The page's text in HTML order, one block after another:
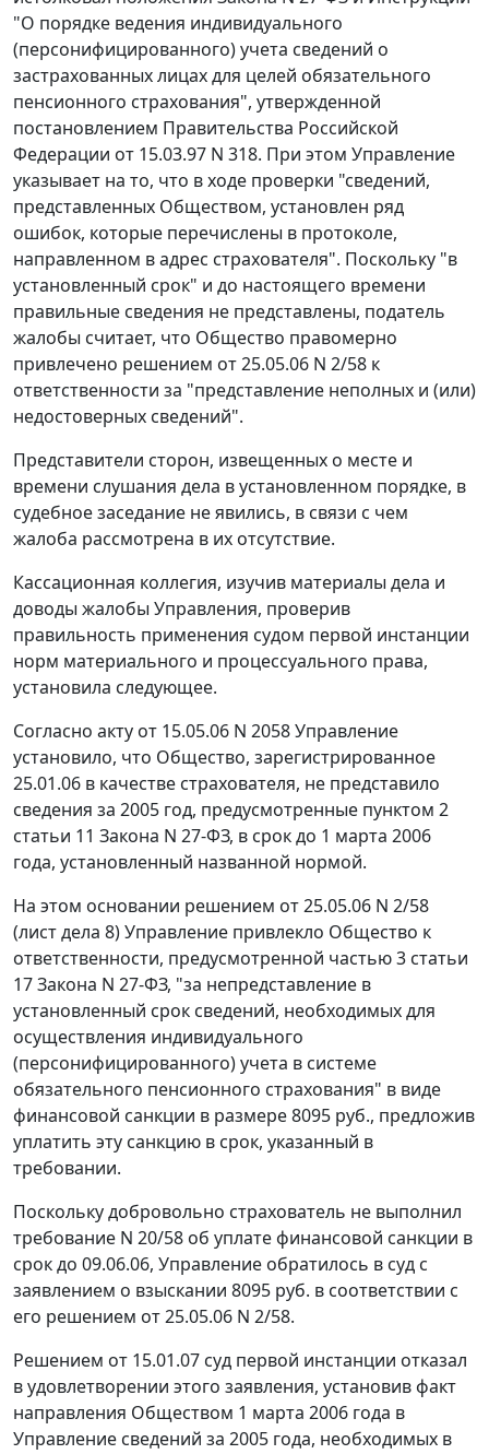
"О порядке ведения индивидуального
(персонифицированного) учета сведений о
застрахованных лицах для целей обязательного
пенсионного страхования", утвержденной
постановлением Правительства Российской
Федерации от 15.03.97 N 318. При этом Управление
указывает на то, что в ходе проверки "сведений,
представленных Обществом, установлен ряд
ошибок, которые перечислены в протоколе,
направленном в адрес страхователя". Поскольку "в
установленный срок" и до настоящего времени
правильные сведения не представлены, податель
жалобы считает, что Общество правомерно
привлечено решением от 25.05.06 N 2/58 к
ответственности за "представление неполных и (или)
недостоверных сведений".
Представители сторон, извещенных о месте и
времени слушания дела в установленном порядке, в
судебное заседание не явились, в связи с чем
жалоба рассмотрена в их отсутствие.
Кассационная коллегия, изучив материалы дела и
доводы жалобы Управления, проверив
правильность применения судом первой инстанции
норм материального и процессуального права,
установила следующее.
Согласно акту от 15.05.06 N 2058 Управление
установило, что Общество, зарегистрированное
25.01.06 в качестве страхователя, не представило
сведения за 2005 год, предусмотренные пунктом 2
статьи 11 Закона N 27-ФЗ, в срок до 1 марта 2006
года, установленный названной нормой.
На этом основании решением от 25.05.06 N 2/58
(лист дела 8) Управление привлекло Общество к
ответственности, предусмотренной частью 3 статьи
17Закона N 27-ФЗ, "за непредставление в
установленный срок сведений, необходимых для
осуществления индивидуального
(персонифицированного) учета в системе
обязательного пенсионного страхования" в виде
финансовой санкции в размере 8095 руб., предложив
уплатить эту санкцию в срок, указанный в
требовании.
Поскольку добровольно страхователь не выполнил
требование N 20/58 об уплате финансовой санкции в
срок до 09.06.06, Управление обратилось в суд с
заявлением о взыскании 8095 руб. в соответствии с
его решением от 25.05.06 N 2/58.
Решением от 15.01.07 суд первой инстанции отказал
в удовлетворении этого заявления, установив факт
направления Обществом 1 марта 2006 года в
Управление сведений за 2005 года, необходимых в